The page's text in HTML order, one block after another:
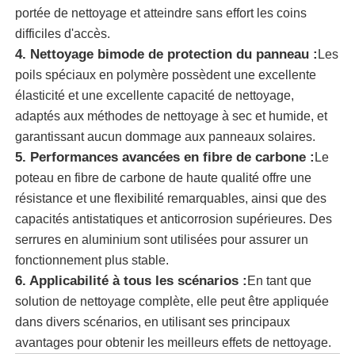
brosse de nettoyage de panneau solaire
pinceau rotatif à panneau solaire
Brosse de lavage pour panneaux solaires
Brosse rotative pour panneaux solaires
Outils de nettoyage pour panneaux solaires
Équipement de lavage de panneaux solaires
Pôle alimenté par l'eau
portée de nettoyage et atteindre sans effort les coins
difficiles d'accès.
4. Nettoyage bimode de protection du panneau : Les
poils spéciaux en polymère possèdent une excellente
élasticité et une excellente capacité de nettoyage,
adaptés aux méthodes de nettoyage à sec et humide, et
garantissant aucun dommage aux panneaux solaires.
5. Performances avancées en fibre de carbone : Le
poteau en fibre de carbone de haute qualité offre une
résistance et une flexibilité remarquables, ainsi que des
capacités antistatiques et anticorrosion supérieures. Des
serrures en aluminium sont utilisées pour assurer un
fonctionnement plus stable.
6. Applicabilité à tous les scénarios : En tant que
solution de nettoyage complète, elle peut être appliquée
dans divers scénarios, en utilisant ses principaux
avantages pour obtenir les meilleurs effets de nettoyage.